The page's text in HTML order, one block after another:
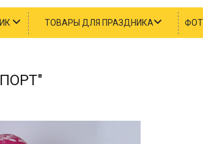
ТОВАРЫ ДЛЯ ПРАЗДНИКА